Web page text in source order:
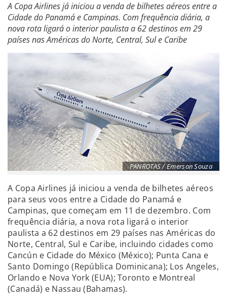
A Copa Airlines já iniciou a venda de bilhetes aéreos entre a
Cidade do Panamá e Campinas. Com frequência diária, a
nova rota ligará o interior paulista a 62 destinos em 29
países nas Américas do Norte, Central, Sul e Caribe
PANROTAS / Emerson Souza
A Copa Airlines já iniciou a venda de bilhetes aéreos
para seus voos entre a Cidade do Panamá e
Campinas, que começam em 11 de dezembro. Com
frequência diária, a nova rota ligará o interior
paulista a 62 destinos em 29 países nas Américas do
Norte, Central, Sul e Caribe, incluindo cidades como
Cancún e Cidade do México (México); Punta Cana e
Santo Domingo (República Dominicana); Los Angeles,
Orlando e Nova York (EUA); Toronto e Montreal
(Canadá) e Nassau (Bahamas).